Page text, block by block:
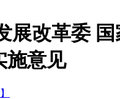
展改革委
施意见